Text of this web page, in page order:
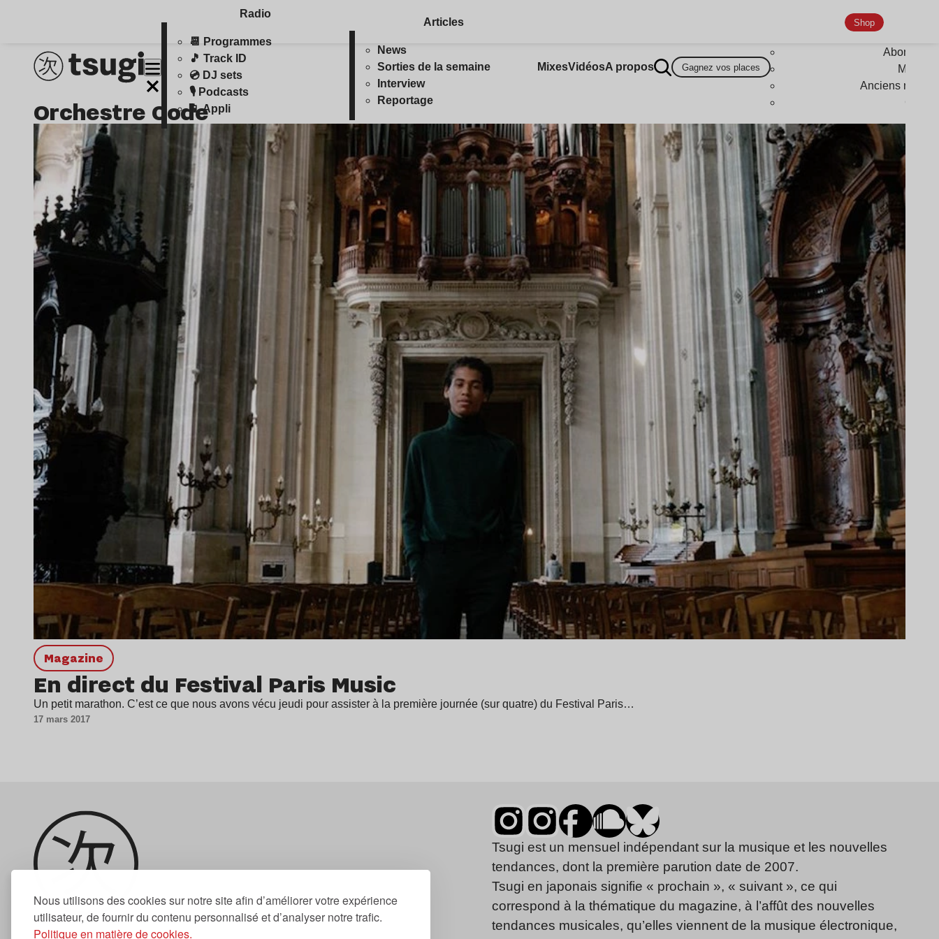
Nous utilisons des cookies sur notre site afin d’améliorer votre expérience
utilisateur, de fournir du contenu personnalisé et d’analyser notre trafic.
Politique en matière de cookies.
Radio
📆 Programmes
🎵 Track ID
💿 DJ sets
🎙️ Podcasts
📱 Appli
Articles
News
Sorties de la semaine
Interview
Reportage
MixesVidéosA propos Gagnez vos places
Shop
Anciens
orchestre Code
magazine
En direct du Festival Paris Music
Un petit marathon. C’est ce que nous avons vécu jeudi pour assister à la première journée (sur quatre) du Festival Paris…
17 mars 2017
Tsugi est un mensuel indépendant sur la musique et les nouvelles
tendances, dont la première parution date de 2007.
Tsugi en japonais signifie « prochain », « suivant », ce qui
correspond à la thématique du magazine, à l’affût des nouvelles
tendances musicales, qu’elles viennent de la musique électronique,